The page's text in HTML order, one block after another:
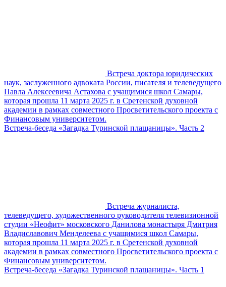
Встреча доктора юридических
наук, заслуженного адвоката России, писателя и телеведущего
Павла Алексеевича Астахова с учащимися школ Самары,
которая прошла 11 марта 2025 г. в Сретенской духовной
академии в рамках совместного Просветительского проекта с
Финансовым университетом.
Встреча-беседа «Загадка Туринской плащаницы». Часть 2
Встреча журналиста,
телеведущего, художественного руководителя телевизионной
студии «Неофит» московского Данилова монастыря Дмитрия
Владиславович Менделеева с учащимися школ Самары,
которая прошла 11 марта 2025 г. в Сретенской духовной
академии в рамках совместного Просветительского проекта с
Финансовым университетом.
Встреча-беседа «Загадка Туринской плащаницы». Часть 1